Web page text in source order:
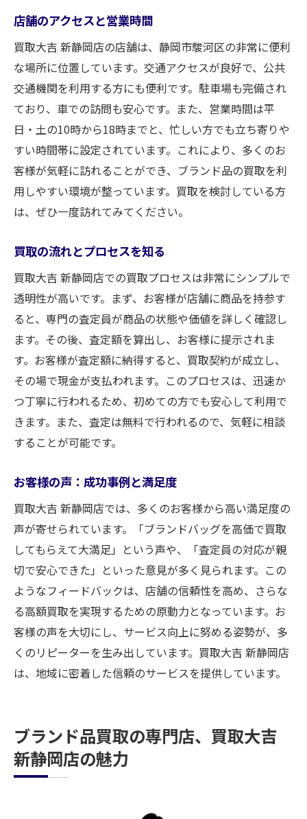
静岡市駿河区でのブランド時計買取は買取大吉
にお任せ
ブランド時計の査定基準
高額買取が期待できる時計の特徴
人気ブランド時計の最新相場
時計のメンテナンスで査定額アップ
買取大吉 新静岡店の時計買取実績
時計買取の流れと注意点
初めてのブランド品買取でも安心！買取大吉 新
初心者向け買取ガイド
査定から買取までの流れ
よくある質問とその回答
買取時に必要な書類と準備
安心して利用できる理由
お得なキャンペーン情報
店舗のアクセスと営業時間
買取大吉 新静岡店の店舗は、静岡市駿河区の非常に便利
な場所に位置しています。交通アクセスが良好で、公共
交通機関を利用する方にも便利です。駐車場も完備され
ており、車での訪問も安心です。また、営業時間は平
日・土の10時から18時までと、忙しい方でも立ち寄りや
すい時間帯に設定されています。これにより、多くのお
客様が気軽に訪れることができ、ブランド品の買取を利
用しやすい環境が整っています。買取を検討している方
は、ぜひ一度訪れてみてください。
買取の流れとプロセスを知る
買取大吉 新静岡店での買取プロセスは非常にシンプルで
透明性が高いです。まず、お客様が店舗に商品を持参す
ると、専門の査定員が商品の状態や価値を詳しく確認し
ます。その後、査定額を算出し、お客様に提示されま
す。お客様が査定額に納得すると、買取契約が成立し、
その場で現金が支払われます。このプロセスは、迅速か
つ丁寧に行われるため、初めての方でも安心して利用で
きます。また、査定は無料で行われるので、気軽に相談
することが可能です。
お客様の声：成功事例と満足度
買取大吉 新静岡店では、多くのお客様から高い満足度の
声が寄せられています。「ブランドバッグを高価で買取
してもらえて大満足」という声や、「査定員の対応が親
切で安心できた」といった意見が多く見られます。この
ようなフィードバックは、店舗の信頼性を高め、さらな
る高額買取を実現するための原動力となっています。お
客様の声を大切にし、サービス向上に努める姿勢が、多
くのリピーターを生み出しています。買取大吉 新静岡店
は、地域に密着した信頼のサービスを提供しています。
ブランド品買取の専門店、買取大吉
新静岡店の魅力